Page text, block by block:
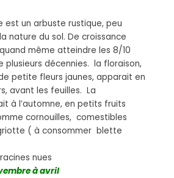
est un arbuste rustique, peu
nature du sol. De croissance
même atteindre les 8/10
plusieurs décennies. la floraison,
petite fleurs jaunes, apparait en
avant les feuilles. La
à l’automne, en petits fruits
cornouilles, comestibles
( à consommer blette
nues
à avril